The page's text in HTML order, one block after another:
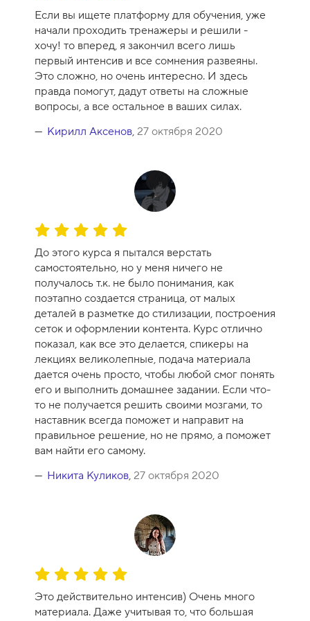
е
н
к
а
к
у
р
с
Если вы ищете платформу для обучения, уже
начали проходить тренажеры и решили -
хочу! то вперед, я закончил всего лишь
первый интенсив и все сомнения развеяны.
Это сложно, но очень интересно. И здесь
правда помогут, дадут ответы на сложные
вопросы, а все остальное в ваших силах.
Кирилл Аксенов, 27 октября 2020
О
ц
е
н
к
а
к
у
р
с
а
-
1
0
До этого курса я пытался верстать
самостоятельно, но у меня ничего не
получалось т.к. не было понимания, как
поэтапно создается страница, от малых
деталей в разметке до стилизации, построения
сеток и оформлении контента. Курс отлично
показал, как все это делается, спикеры на
лекциях великолепные, подача материала
дается очень просто, чтобы любой смог понять
его и выполнить домашнее задании. Если что-
то не получается решить своими мозгами, то
наставник всегда поможет и направит на
правильное решение, но не прямо, а поможет
вам найти его самому.
Никита Куликов, 27 октября 2020
О
ц
е
Это действительно интенсив) Очень много
материала. Даже учитывая то, что большая